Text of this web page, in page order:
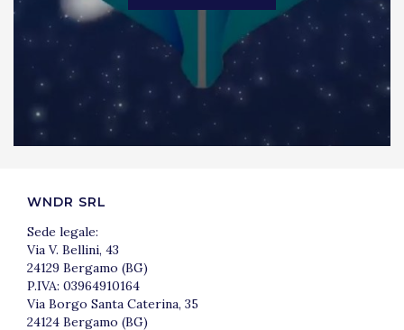
WNDR SRL
Sede legale:
Via V. Bellini, 43
24129 Bergamo (BG)
P.IVA: 03964910164
Via Borgo Santa Caterina, 35
24124 Bergamo (BG)